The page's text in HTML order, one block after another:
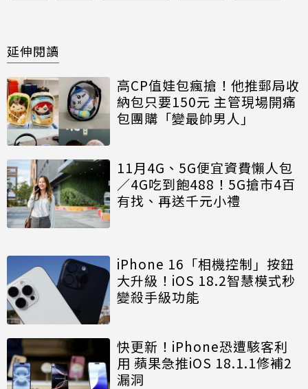
延伸閱讀
高CP值娃包瘋搶！他推郵局收
納包只要150元 主管現場開痛
包團購「變最帥男人」
11月4G、5G便宜資費懶人包
／4G吃到飽488！5G搶市4百
有找、再送千元小禮
iPhone 16「相機控制」按鈕
大升級！iOS 18.2智慧模式秒
變殺手級功能
快更新！iPhone恐遭駭客利
用 蘋果急推iOS 18.1.1修補2
漏洞